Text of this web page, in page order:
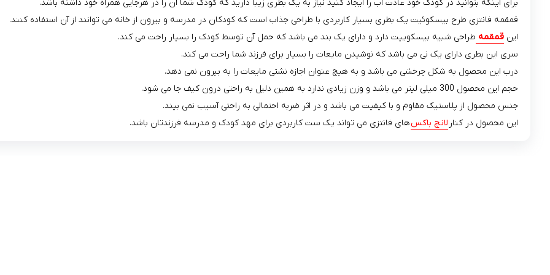
برای اینکه بتوانید در کودک خود عادت آب را ایجاد کنید نیاز به یک بطری زیبا دارید که کودک شما آن را در هرجایی همراه خود داشته باشد.
قمقمه فانتزی طرح بیسکوئیت یک بطری بسیار کاربردی با طراحی جذاب است که کودکان در مدرسه و بیرون از خانه می توانند از آن استفاده کنند.
این قمقمه طراحی شبیه بیسکوییت دارد و دارای یک بند می باشد که حمل آن توسط کودک را بسیار راحت می کند.
سری این بطری دارای یک نی می باشد که نوشیدن مایعات را بسیار برای فرزند شما راحت می کند.
درب این محصول به شکل چرخشی می باشد و به هیچ عنوان اجازه نشتی مایعات را به بیرون نمی دهد.
حجم این محصول 300 میلی لیتر می باشد و وزن زیادی ندارد به همین دلیل به راحتی درون کیف جا می شود.
جنس محصول از پلاستیک مقاوم و با کیفیت می باشد و در اثر ضربه احتمالی به راحتی آسیب نمی بیند.
این محصول در کنار لانچ باکسهای فانتزی می تواند یک ست کاربردی برای مهد کودک و مدرسه فرزندتان باشد.